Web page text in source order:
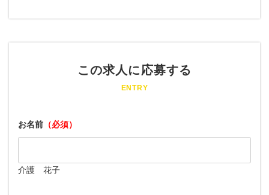
この求人に応募する
ENTRY
お名前 （必須）
介護 花子